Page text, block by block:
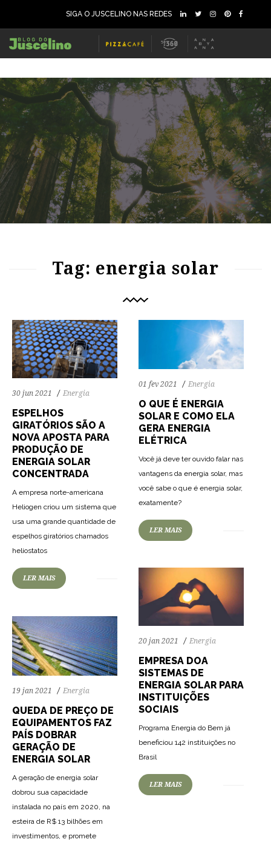
SIGA O JUSCELINO NAS REDES
Tag: energia solar
30 jun 2021 Energia
ESPELHOS
GIRATÓRIOS SÃO A
NOVA APOSTA PARA
PRODUÇÃO DE
ENERGIA SOLAR
CONCENTRADA
A empresa norte-americana
Heliogen criou um sistema que
usa uma grande quantidade de
espelhos giratórios chamados
heliostatos
LER MAIS
01 fev 2021 Energia
O QUE É ENERGIA
SOLAR E COMO ELA
GERA ENERGIA
ELÉTRICA
Você já deve ter ouvido falar nas
vantagens da energia solar, mas
você sabe o que é energia solar,
exatamente?
LER MAIS
20 jan 2021 Energia
EMPRESA DOA
SISTEMAS DE
ENERGIA SOLAR PARA
INSTITUIÇÕES
SOCIAIS
Programa Energia do Bem já
beneficiou 142 instituições no
Brasil
LER MAIS
19 jan 2021 Energia
QUEDA DE PREÇO DE
EQUIPAMENTOS FAZ
PAÍS DOBRAR
GERAÇÃO DE
ENERGIA SOLAR
A geração de energia solar
dobrou sua capacidade
instalada no país em 2020, na
esteira de R$ 13 bilhões em
investimentos, e promete
64 1615